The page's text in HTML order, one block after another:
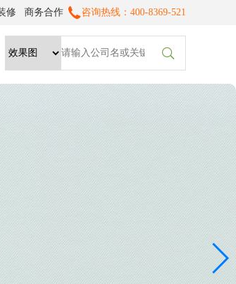
咨询热线：400-8369-521
商务合作
修
